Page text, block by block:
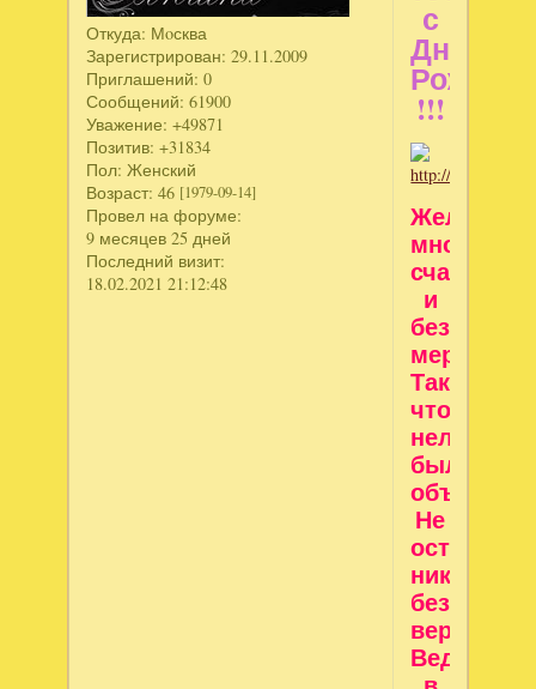
Откуда: Мoсква
Зарегистрирован: 29.11.2009
Приглашений: 0
Сообщений: 61900
Уважение: +49871
Позитив: +31834
Пол: Женский
Возраст: 46 [1979-09-14]
Провел на форуме:
9 месяцев 25 дней
Последний визит:
18.02.2021 21:12:48
с
Днем
!!!
Желаю
много
счастья
и
без
меры,
Так,
чтоб
нельзя
было
объять!
Не
оставайся
никогда
без
веры,
Ведь